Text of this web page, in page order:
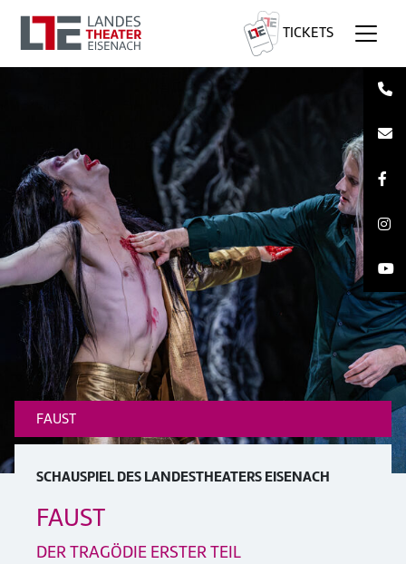
TICKETS
FAUST
SCHAUSPIEL DES LANDESTHEATERS EISENACH
FAUST
DER TRAGÖDIE ERSTER TEIL